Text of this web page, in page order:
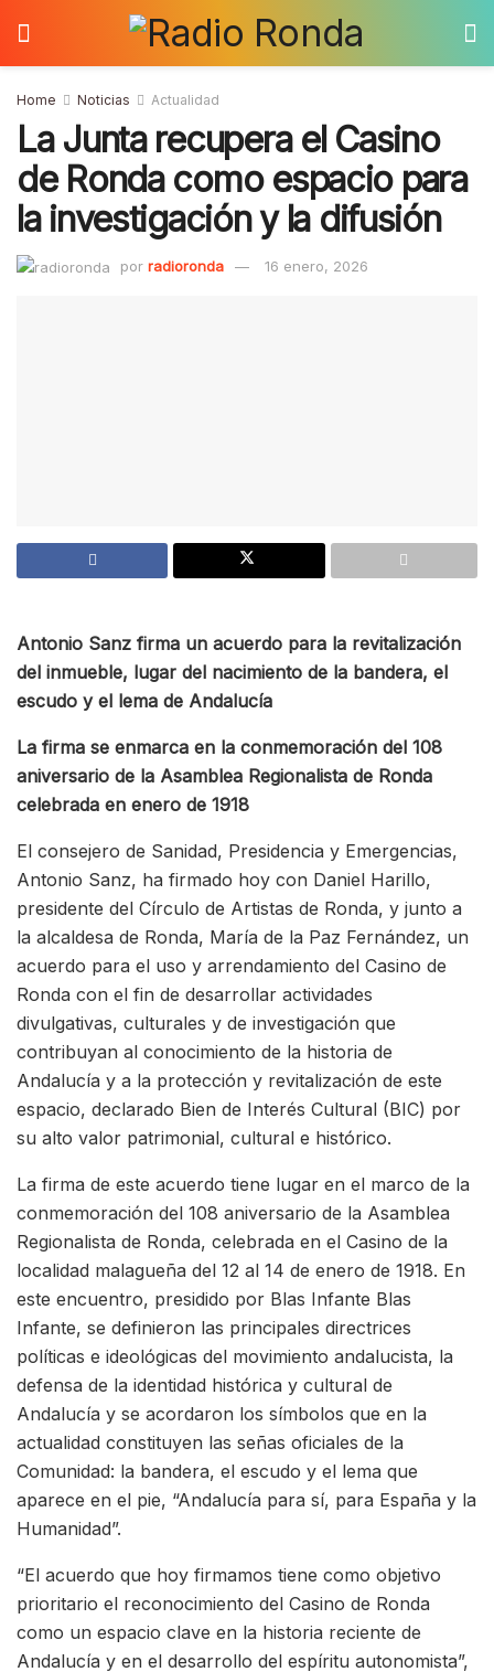
Home Noticias Actualidad
La Junta recupera el Casino
de Ronda como espacio para
la investigación y la difusión
por radioronda 16 enero, 2026
Antonio Sanz firma un acuerdo para la revitalización
del inmueble, lugar del nacimiento de la bandera, el
escudo y el lema de Andalucía
La firma se enmarca en la conmemoración del 108
aniversario de la Asamblea Regionalista de Ronda
celebrada en enero de 1918
El consejero de Sanidad, Presidencia y Emergencias,
Antonio Sanz, ha firmado hoy con Daniel Harillo,
presidente del Círculo de Artistas de Ronda, y junto a
la alcaldesa de Ronda, María de la Paz Fernández, un
acuerdo para el uso y arrendamiento del Casino de
Ronda con el fin de desarrollar actividades
divulgativas, culturales y de investigación que
contribuyan al conocimiento de la historia de
Andalucía y a la protección y revitalización de este
espacio, declarado Bien de Interés Cultural (BIC) por
su alto valor patrimonial, cultural e histórico.
La firma de este acuerdo tiene lugar en el marco de la
conmemoración del 108 aniversario de la Asamblea
Regionalista de Ronda, celebrada en el Casino de la
localidad malagueña del 12 al 14 de enero de 1918. En
este encuentro, presidido por Blas Infante Blas
Infante, se definieron las principales directrices
políticas e ideológicas del movimiento andalucista, la
defensa de la identidad histórica y cultural de
Andalucía y se acordaron los símbolos que en la
actualidad constituyen las señas oficiales de la
Comunidad: la bandera, el escudo y el lema que
aparece en el pie, “Andalucía para sí, para España y la
Humanidad”.
“El acuerdo que hoy firmamos tiene como objetivo
prioritario el reconocimiento del Casino de Ronda
como un espacio clave en la historia reciente de
Andalucía y en el desarrollo del espíritu autonomista”,